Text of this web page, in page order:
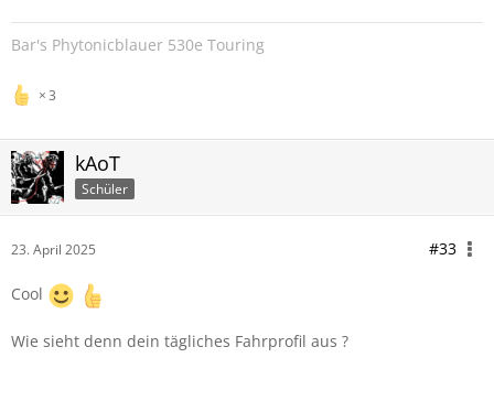
Bar's Phytonicblauer 530e Touring
3
kAoT
Schüler
23. April 2025 #33
Cool
Wie sieht denn dein tägliches Fahrprofil aus ?